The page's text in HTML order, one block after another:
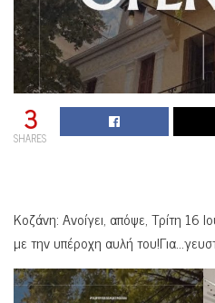
3
SHARES
Κοζάνη: Ανοίγει, απόψε, Τρίτη 16
με την υπέροχη αυλή